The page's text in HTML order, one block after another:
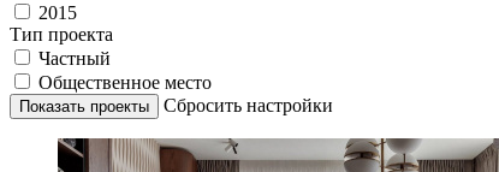
2015
Тип проекта
Частный
Общественное место
Сбросить настройки